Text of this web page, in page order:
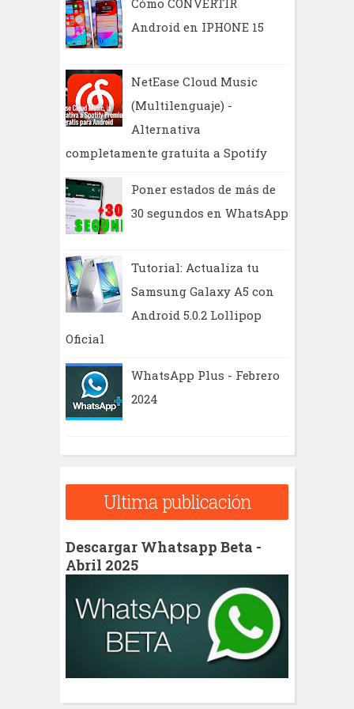
Cómo CONVERTIR
Android en IPHONE 15
NetEase Cloud Music
(Multilenguaje) -
Alternativa
completamente gratuita a Spotify
Poner estados de más de
30 segundos en WhatsApp
Tutorial: Actualiza tu
Samsung Galaxy A5 con
Android 5.0.2 Lollipop
Oficial
WhatsApp Plus - Febrero
2024
Ultima publicación
Descargar Whatsapp Beta -
Abril 2025